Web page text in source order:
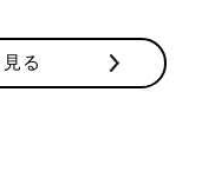
る